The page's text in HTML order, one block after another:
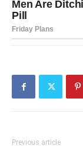
Previous article